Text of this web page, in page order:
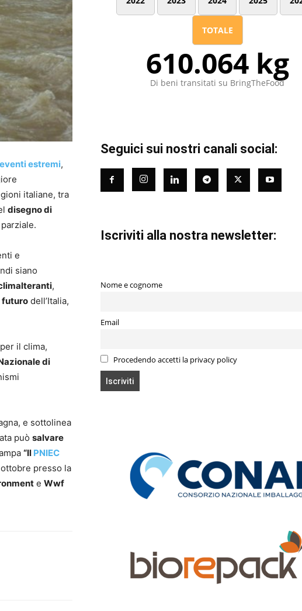
eventi estremi,
italiane, tra
disegno di
e
siano
,
futuro dell’Italia,
il clima,
di
e sottolinea
può salvare
“Il PNIEC
presso la
e Wwf
TOTALE
610.064 kg
Di beni transitati su BringTheFood
Seguici sui nostri canali social:
Iscriviti alla nostra newsletter:
Nome e cognome
Email
Procedendo accetti la privacy policy